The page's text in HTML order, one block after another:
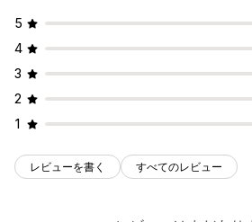
5
4
3
2
1
レビューを書く すべてのレビュー